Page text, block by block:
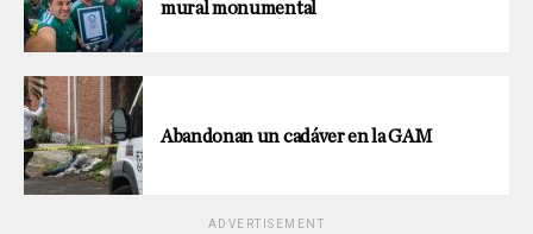
mural monumental
Abandonan un cadáver en la GAM
ADVERTISEMENT